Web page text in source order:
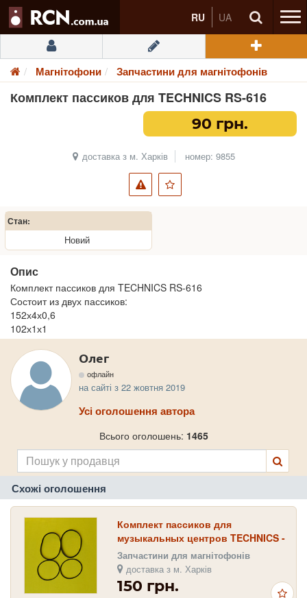
RU UA
Магнітофони Запчастини для магнітофонів
Комплект пассиков для TECHNICS RS-616
90 грн.
доставка з м. Харків номер: 9855
Стан:
Новий
Опис
Комплект пассиков для TECHNICS RS-616
Состоит из двух пассиков:
152х4х0,6
102х1х1
Олег
офлайн
на сайті з 22 жовтня 2019
Усі оголошення автора
Всього оголошень: 1465
Схожі оголошення
Комплект пассиков для
музыкальных центров TECHNICS -
RS-CH550 , RS-X102 , RS-X120
Запчастини для магнітофонів
доставка з м. Харків
150 грн.